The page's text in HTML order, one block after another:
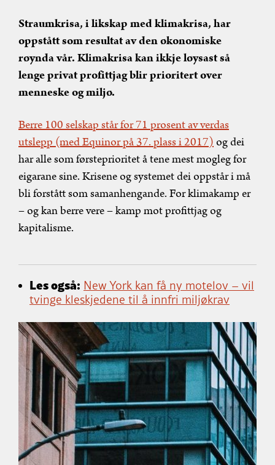
Straumkrisa, i likskap med klimakrisa, har
oppstått som resultat av den økonomiske
røynda vår. Klimakrisa kan ikkje løysast så
lenge privat profittjag blir prioritert over
menneske og miljø.
Berre 100 selskap står for 71 prosent av verdas
utslepp (med Equinor på 37. plass i 2017)og dei
har alle som førsteprioritet å tene mest mogleg for
eigarane sine. Krisene og systemet dei oppstår i må
bli forstått som samanhengande. For klimakamp er
– og kan berre vere – kamp mot profittjag og
kapitalisme.
Les også: New York kan få ny motelov – vil
tvinge kleskjedene til å innfri miljøkrav